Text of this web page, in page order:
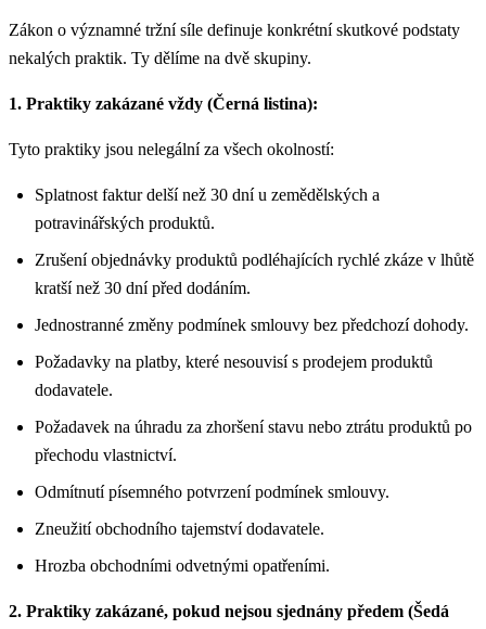
Zákon o významné tržní síle definuje konkrétní skutkové podstaty
nekalých praktik. Ty dělíme na dvě skupiny.
1. Praktiky zakázané vždy (Černá listina):
Tyto praktiky jsou nelegální za všech okolností:
Splatnost faktur delší než 30 dní u zemědělských a
potravinářských produktů.
Zrušení objednávky produktů podléhajících rychlé zkáze v lhůtě
kratší než 30 dní před dodáním.
Jednostranné změny podmínek smlouvy bez předchozí dohody.
Požadavky na platby, které nesouvisí s prodejem produktů
dodavatele.
Požadavek na úhradu za zhoršení stavu nebo ztrátu produktů po
přechodu vlastnictví.
Odmítnutí písemného potvrzení podmínek smlouvy.
Zneužití obchodního tajemství dodavatele.
Hrozba obchodními odvetnými opatřeními.
2. Praktiky zakázané, pokud nejsou sjednány předem (Šedá